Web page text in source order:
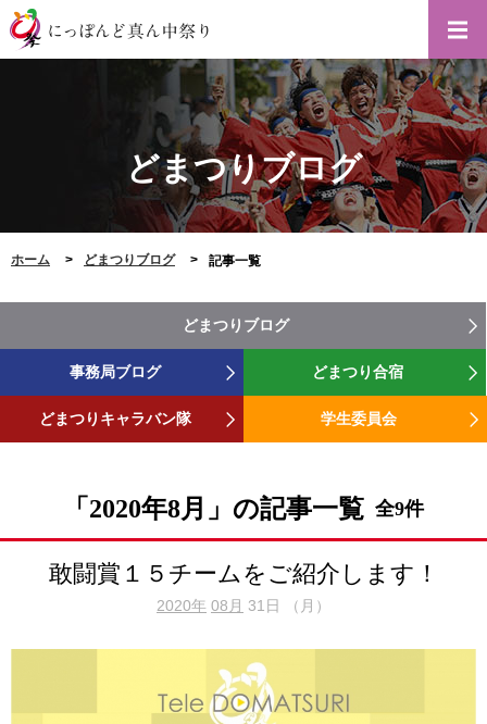
どまつりブログ
ホーム どまつりブログ 記事一覧
どまつりブログ
事務局ブログ どまつり合宿
どまつりキャラバン隊 学生委員会
「2020年8月」の記事一覧 全9件
敢闘賞１５チームをご紹介します！
2020年 08月 31日 （月）